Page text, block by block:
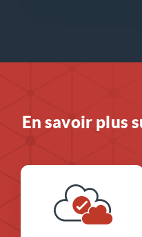
En savoir plus